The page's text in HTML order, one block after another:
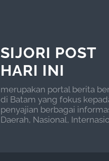
SIJORI POST
HARI INI
merupakan portal berita
di Batam yang fokus
penyajian berbagai
Daerah, Nasional,